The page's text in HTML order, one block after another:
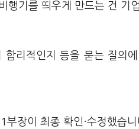
행기를 띄우게 만드는 건 기
리적인지 등을 묻는 질의
장이 최종 확인·수정했습니